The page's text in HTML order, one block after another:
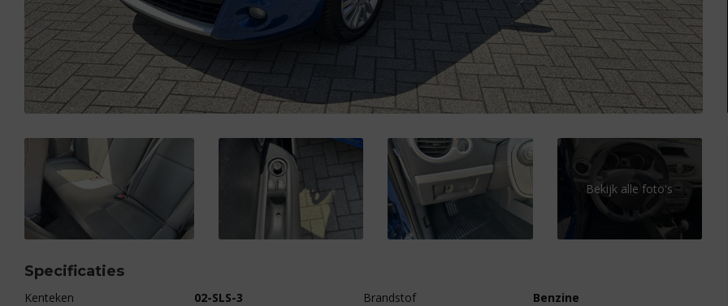
Bekijk alle foto's
Specificaties
Kenteken
02-SLS-3
Brandstof
Benzine